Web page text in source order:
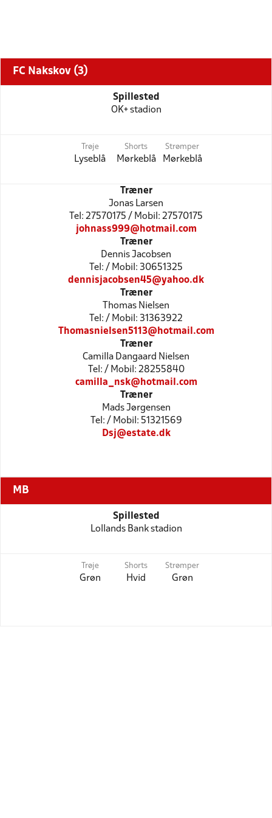
FC Nakskov (3)
Spillested
OK+ stadion
Trøje
Lyseblå
Shorts
Mørkeblå
Strømper
Mørkeblå
Træner
Jonas Larsen
Tel: 27570175 / Mobil: 27570175
johnass999@hotmail.com
Træner
Dennis Jacobsen
Tel: / Mobil: 30651325
dennisjacobsen45@yahoo.dk
Træner
Thomas Nielsen
Tel: / Mobil: 31363922
Thomasnielsen5113@hotmail.com
Træner
Camilla Dangaard Nielsen
Tel: / Mobil: 28255840
camilla_nsk@hotmail.com
Træner
Mads Jørgensen
Tel: / Mobil: 51321569
Dsj@estate.dk
MB
Spillested
Lollands Bank stadion
Trøje
Grøn
Shorts
Hvid
Strømper
Grøn